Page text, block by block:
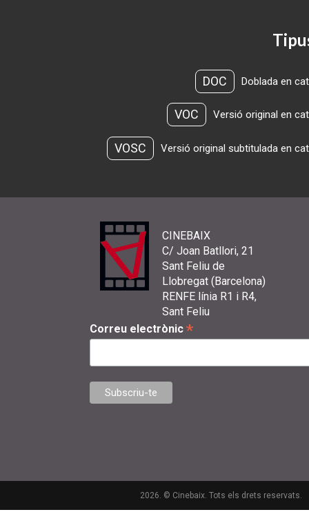
DOC Doblada en
VOC Versió original en
VOSC Versió original subtitulada en
CINEBAIX
C/ Joan Batllori, 21
Sant Feliu de
Llobregat (Barcelona)
RENFE línia R1 i R4,
Sant Feliu
Correu electrònic *
2026. © Cinebaix. Tots els drets reservats.